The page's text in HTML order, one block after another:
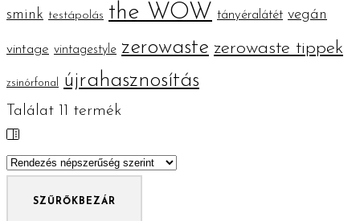
smink testápolás the WOW tányéralátét vegán
vintage vintagestyle zerowaste zerowaste tippek
zsinórfonal újrahasznosítás
Találat 11 termék
SZŰRŐK BEZÁR